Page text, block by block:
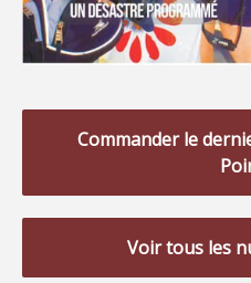
Commander le
Voir tous les